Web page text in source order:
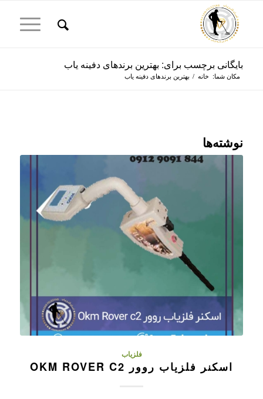
بایگانی برچسب برای: بهترین برندهای دفینه یاب
مکان شما: خانه / بهترین برندهای دفینه یاب
نوشته‌ها
فلزیاب
اسکنر فلزیاب روور OKM ROVER C2